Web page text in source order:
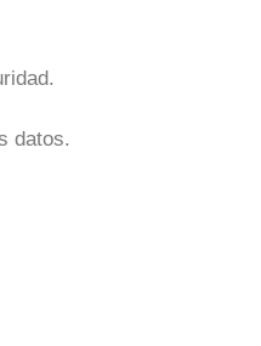
datos.